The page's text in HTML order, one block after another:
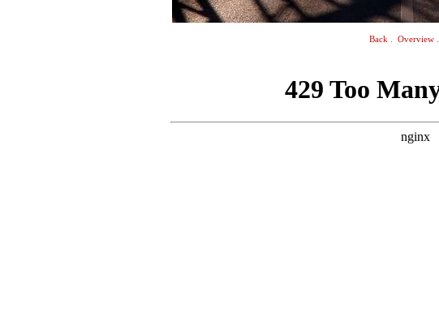
Back. Overview.